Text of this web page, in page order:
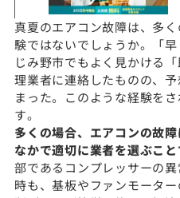
真夏のエアコン故障は、多
験ではないでしょうか。「
じみ野市でもよく見かける
理業者に連絡したものの、
まった。このような経験を
す。
多くの場合、エアコンの故
なかで適切に業者を選ぶこと
部であるコンプレッサーの
時も、基板やファンモータ